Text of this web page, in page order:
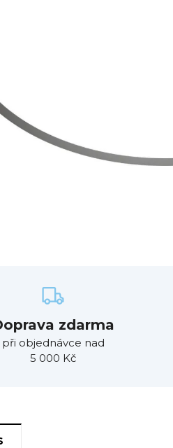
zdarma
při objednávce nad
5 000 Kč